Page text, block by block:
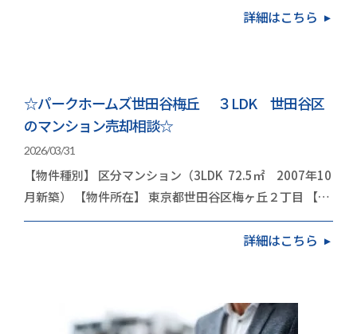
詳細はこちら
☆パークホームズ世田谷梅丘 ３LDK 世田谷区
のマンション売却相談☆
2026/03/31
【物件種別】 区分マンション（3LDK 72.5㎡ 2007年10
月新築） 【物件所在】 東京都世田谷区梅ヶ丘２丁目 【依
頼内容】 お住み替え（引越し） 今…
詳細はこちら